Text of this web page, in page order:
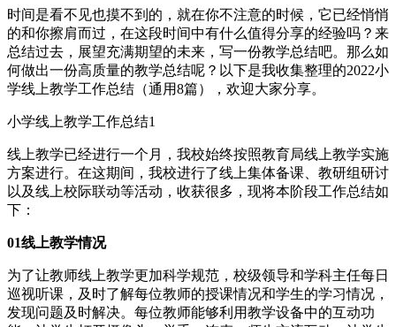
时间是看不见也摸不到的，就在你不注意的时候，它已经悄悄
的和你擦肩而过，在这段时间中有什么值得分享的经验吗？来
总结过去，展望充满期望的未来，写一份教学总结吧。那么如
何做出一份高质量的教学总结呢？以下是我收集整理的2022小
学线上教学工作总结（通用8篇），欢迎大家分享。
小学线上教学工作总结1
线上教学已经进行一个月，我校始终按照教育局线上教学实施
方案进行。在这期间，我校进行了线上集体备课、教研组研讨
以及线上校际联动等活动，收获很多，现将本阶段工作总结如
下：
01线上教学情况
为了让教师线上教学更加科学规范，校级领导和学科主任每日
巡视听课，及时了解每位教师的授课情况和学生的学习情况，
发现问题及时解决。每位教师能够利用教学设备中的互动功